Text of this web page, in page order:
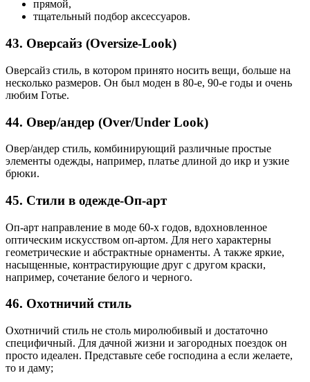
прямой,
тщательный подбор аксессуаров.
43. Оверсайз (Oversize-Look)
Оверсайз стиль, в котором принято носить вещи, больше на
несколько размеров. Он был моден в 80-е, 90-е годы и очень
любим Готье.
44. Овер/андер (Over/Under Look)
Овер/андер стиль, комбинирующий различные простые
элементы одежды, например, платье длиной до икр и узкие
брюки.
45. Стили в одежде-Оп-арт
Оп-арт направление в моде 60-х годов, вдохновленное
оптическим искусством оп-артом. Для него характерны
геометрические и абстрактные орнаменты. А также яркие,
насыщенные, контрастирующие друг с другом краски,
например, сочетание белого и черного.
46. Охотничий стиль
Охотничий стиль не столь миролюбивый и достаточно
специфичный. Для дачной жизни и загородных поездок он
просто идеален. Представьте себе господина а если желаете,
то и даму;